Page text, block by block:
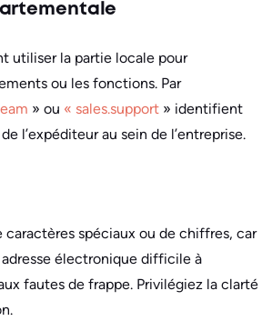
utiliser la partie locale pour
ou les fonctions. Par
» ou « sales.support » identifient
l’expéditeur au sein de l’entreprise.
caractères spéciaux ou de chiffres, car
électronique difficile à
fautes de frappe. Privilégiez la clarté